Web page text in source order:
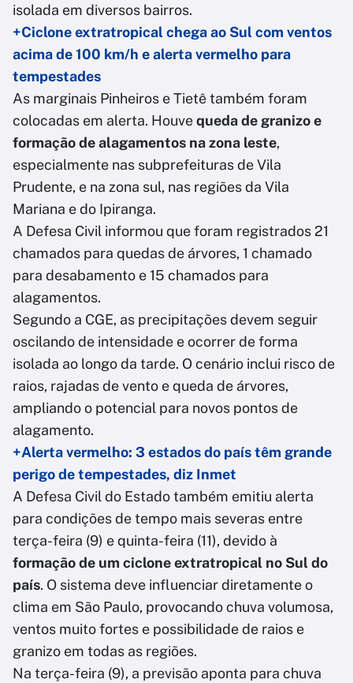
isolada em diversos bairros.
+Ciclone extratropical chega ao Sul com ventos
acima de 100 km/h e alerta vermelho para
tempestades
As marginais Pinheiros e Tietê também foram
colocadas em alerta. Houvequeda de granizo e
formação de alagamentos na zona leste,
especialmente nas subprefeituras de Vila
Prudente, e na zona sul, nas regiões da Vila
Mariana e do Ipiranga.
A Defesa Civil informou que foram registrados 21
chamados para quedas de árvores, 1 chamado
para desabamento e 15 chamados para
alagamentos.
Segundo a CGE, as precipitações devem seguir
oscilando de intensidade e ocorrer de forma
isolada ao longo da tarde. O cenário inclui risco de
raios, rajadas de vento e queda de árvores,
ampliando o potencial para novos pontos de
alagamento.
+Alerta vermelho: 3 estados do país têm grande
perigo de tempestades, diz Inmet
A Defesa Civil do Estado também emitiu alerta
para condições de tempo mais severas entre
terça-feira (9) e quinta-feira (11), devido à
formação de um ciclone extratropical no Sul do
país. O sistema deve influenciar diretamente o
clima em São Paulo, provocando chuva volumosa,
ventos muito fortes e possibilidade de raios e
granizo em todas as regiões.
Na terça-feira (9), a previsão aponta para chuva